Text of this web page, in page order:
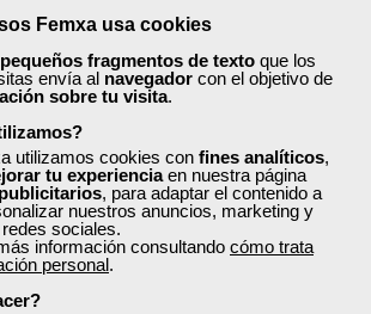
Femxa usa cookies
pequeños fragmentos de texto que los
envía al navegador con el objetivo de
sobre tu visita.
utilizamos cookies con fines analíticos,
tu experienciaen nuestra página
, para adaptar el contenido a
nuestros anuncios, marketing y
sociales.
información consultando cómo trata
personal.
mi perfil más adelante
información sobre cursos, ofertas
para el aprendizaje.
la Política de Privacidad